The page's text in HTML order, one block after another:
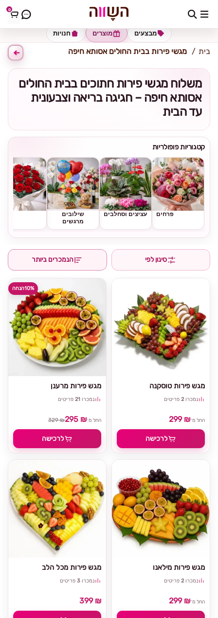
0 כתובת למשלוח הזינו כתובת
חנויות מוצרים מבצעים
בית מגשי פירות בבית החולים אסותא חיפה
משלוח מגשי פירות חתוכים בבית החולים
אסותא חיפה – חגיגה בריאה וצבעונית
עד הבית
קטגוריות פופולריות
פרחים עציצים וסחלבים
שילובים
מרגשים
סינון לפי הנמכרים ביותר
10%הנחה
מגש פירות מרענן
נמכרו 21 פריטים
החל מ־295 ₪
329 ₪
לרכישה
מגש פירות טוסקנה
נמכרו 2 פריטים
החל מ־299 ₪
לרכישה
מגש פירות מכל הלב
נמכרו 3 פריטים
399 ₪
מגש פירות מילאנו
נמכרו 2 פריטים
החל מ־299 ₪